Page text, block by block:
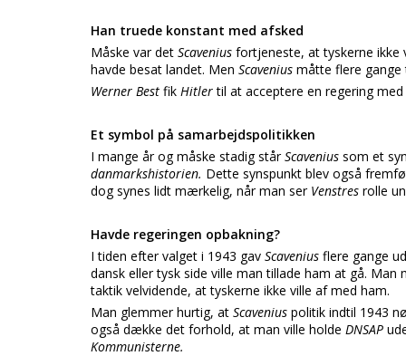
Han truede konstant med afsked
Måske var det Scavenius fortjeneste, at tyskerne ikke
havde besat landet. Men Scavenius måtte flere gange
Werner Best fik Hitlertil at acceptere en regering med
Et symbol på samarbejdspolitikken
I mange år og måske stadig stårScavenius som et
danmarkshistorien. Dette synspunkt blev også
dog synes lidt mærkelig, når man ser Venstres rolle
Havde regeringen opbakning?
I tiden efter valget i 1943 gav Scavenius flere gange
dansk eller tysk side ville man tillade ham at gå.
taktik velvidende, at tyskerne ikke ville af med ham.
Man glemmer hurtig, at Scavenius politik indtil 1943
også dække det forhold, at man ville holde DNSAP
Kommunisterne.